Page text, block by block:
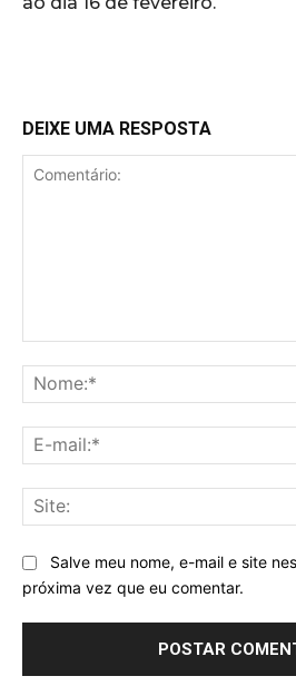
DEIXE UMA RESPOSTA
Salve meu nome, e-mail e site
próxima vez que eu comentar.